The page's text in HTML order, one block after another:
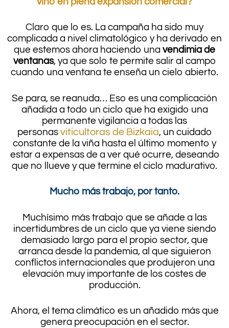
Claro que lo es. La campaña ha sido muy
complicada a nivel climatológico y ha derivado en
que estemos ahora haciendo una vendimia de
ventanas, ya que solo te permite salir al campo
cuando una ventana te enseña un cielo abierto.
Se para, se reanuda… Eso es una complicación
añadida a todo un ciclo que ha exigido una
permanente vigilancia a todas las
personas viticultoras de Bizkaia, un cuidado
constante de la viña hasta el último momento y
estar a expensas de a ver qué ocurre, deseando
que no llueve y que termine el ciclo madurativo.
Mucho más trabajo, por tanto.
Muchísimo más trabajo que se añade a las
incertidumbres de un ciclo que ya viene siendo
demasiado largo para el propio sector, que
arranca desde la pandemia, al que siguieron
conflictos internacionales que produjeron una
elevación muy importante de los costes de
producción.
Ahora, el tema climático es un añadido más que
genera preocupación en el sector.